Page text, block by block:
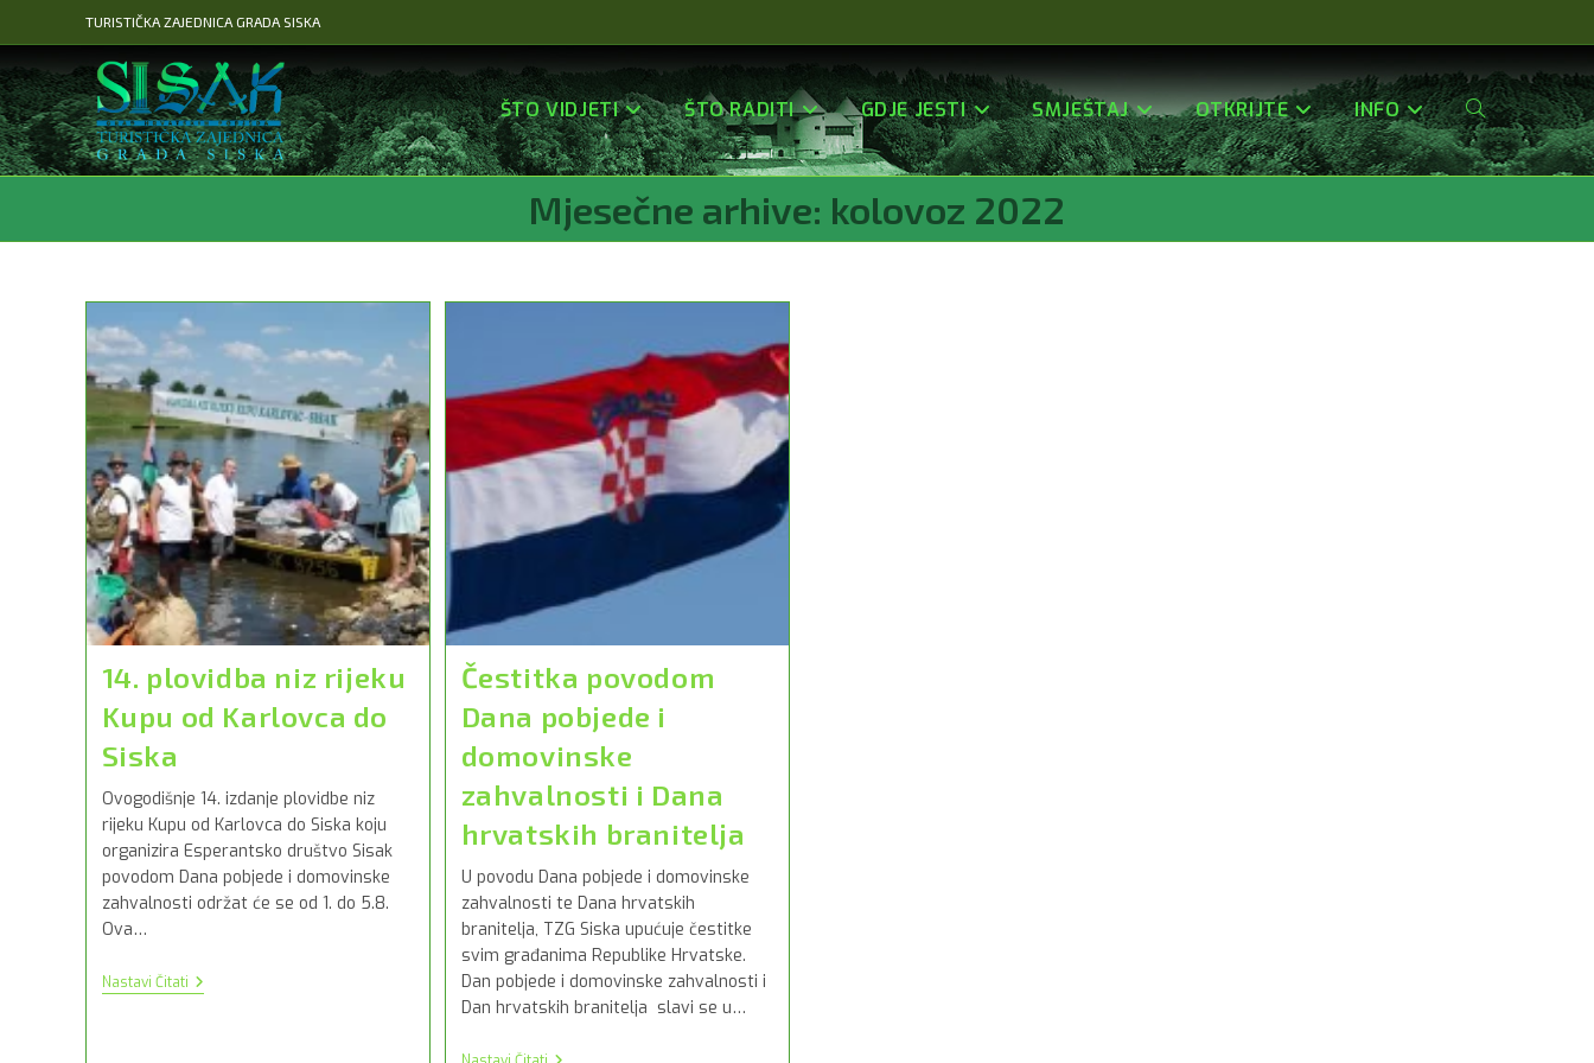
na
sadržaj
TURISTIČKA ZAJEDNICA GRADA SISKA
ŠTO VIDJETI ŠTO RADITI GDJE JESTI SMJEŠTAJ OTKRIJTE INFO Uključi/isključi
Mjesečne arhive: kolovoz 2022
14. plovidba niz rijeku
Kupu od Karlovca do
Siska
Ovogodišnje 14. izdanje plovidbe niz
rijeku Kupu od Karlovca do Siska koju
organizira Esperantsko društvo Sisak
povodom Dana pobjede i domovinske
zahvalnosti održat će se od 1. do 5.8.
Ova…
Nastavi Čitati14.
Plovidba
Čestitka povodom
Dana pobjede i
domovinske
zahvalnosti i Dana
hrvatskih branitelja
U povodu Dana pobjede i domovinske
zahvalnosti te Dana hrvatskih
branitelja, TZG Siska upućuje čestitke
svim građanima Republike Hrvatske.
Dan pobjede i domovinske zahvalnosti i
Dan hrvatskih branitelja slavi se u…